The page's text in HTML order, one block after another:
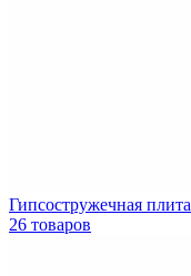
Гипсостружечная плита
26 товаров